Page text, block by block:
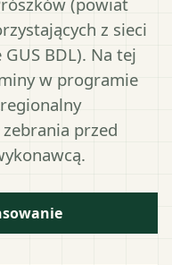
z sieci
BDL). Na tej
w programie
przed